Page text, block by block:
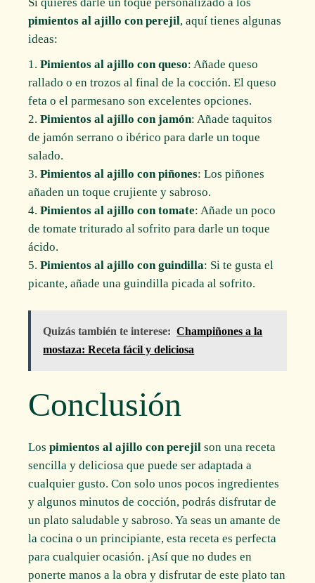
pimientos al ajillo con perejil, aquí tienes algunas
ideas:
Pimientos al ajillo con queso: Añade queso
rallado o en trozos al final de la cocción. El queso
feta o el parmesano son excelentes opciones.
Pimientos al ajillo con jamón: Añade taquitos
de jamón serrano o ibérico para darle un toque
salado.
Pimientos al ajillo con piñones: Los piñones
añaden un toque crujiente y sabroso.
Pimientos al ajillo con tomate: Añade un poco
de tomate triturado al sofrito para darle un toque
ácido.
Pimientos al ajillo con guindilla: Si te gusta el
picante, añade una guindilla picada al sofrito.
Quizás también te interese: Champiñones a la
mostaza: Receta fácil y deliciosa
Conclusión
Lospimientos al ajillo con perejil son una receta
sencilla y deliciosa que puede ser adaptada a
cualquier gusto. Con solo unos pocos ingredientes
y algunos minutos de cocción, podrás disfrutar de
un plato saludable y sabroso. Ya seas un amante de
la cocina o un principiante, esta receta es perfecta
para cualquier ocasión. ¡Así que no dudes en
ponerte manos a la obra y disfrutar de este plato tan